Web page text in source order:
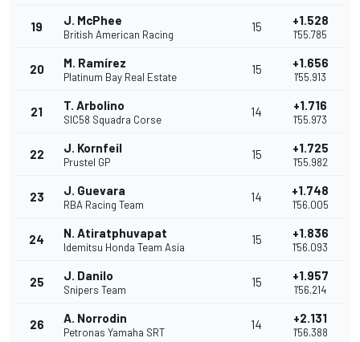
19 J. McPhee
British American Racing
15 +1.528
1'55.785
20 M. Ramírez
Platinum Bay Real Estate
15 +1.656
1'55.913
21 T. Arbolino
SIC58 Squadra Corse
14 +1.716
1'55.973
22 J. Kornfeil
Prustel GP
15 +1.725
1'55.982
23 J. Guevara
RBA Racing Team
14 +1.748
1'56.005
24 N. Atiratphuvapat
Idemitsu Honda Team Asia
15 +1.836
1'56.093
25 J. Danilo
Snipers Team
15 +1.957
1'56.214
26 A. Norrodin
Petronas Yamaha SRT
14 +2.131
1'56.388